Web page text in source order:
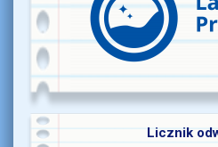
Licznik